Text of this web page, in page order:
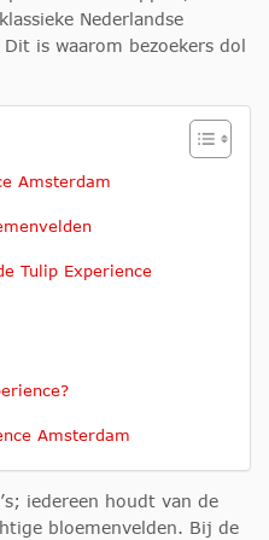
Nederlandse
is waarom bezoekers dol
Amsterdam
Tulip Experience
Amsterdam
iedereen houdt van de
bloemenvelden. Bij de